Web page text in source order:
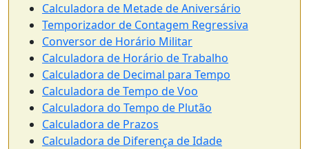
Calculadora de Metade de Aniversário
Temporizador de Contagem Regressiva
Conversor de Horário Militar
Calculadora de Horário de Trabalho
Calculadora de Decimal para Tempo
Calculadora de Tempo de Voo
Calculadora do Tempo de Plutão
Calculadora de Prazos
Calculadora de Diferença de Idade